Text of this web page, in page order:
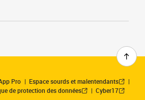
Pro
Espace sourds et malentendants
de protection des données Cyber17